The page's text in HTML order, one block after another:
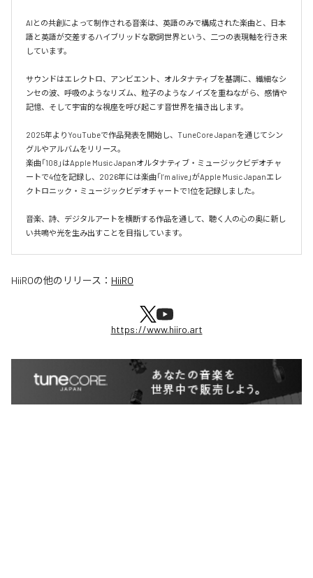
AIとの共創によって制作される音楽は、英語のみで構成された楽曲と、日本
語と英語が交差するハイブリッドな歌詞世界という、二つの表現軸を行き来
しています。
サウンドはエレクトロ、アンビエント、オルタナティブを基調に、繊細なシ
ンセの波、呼吸のようなリズム、粒子のようなノイズを重ねながら、感情や
記憶、そして宇宙的な視座を呼び起こす音世界を描き出します。
2025年よりYouTubeで作品発表を開始し、TuneCore Japanを通じてシン
グルやアルバムをリリース。
楽曲「108」はApple Music Japanオルタナティブ・ミュージックビデオチャ
ートで4位を記録し、2026年には楽曲「I’m alive」がApple Music Japanエレ
クトロニック・ミュージックビデオチャートで1位を記録しました。
音楽、詩、デジタルアートを横断する作品を通して、聴く人の心の奥に新し
い共鳴や光を生み出すことを目指しています。
HiiROの他のリリース： HiiRO
https://www.hiiro.art